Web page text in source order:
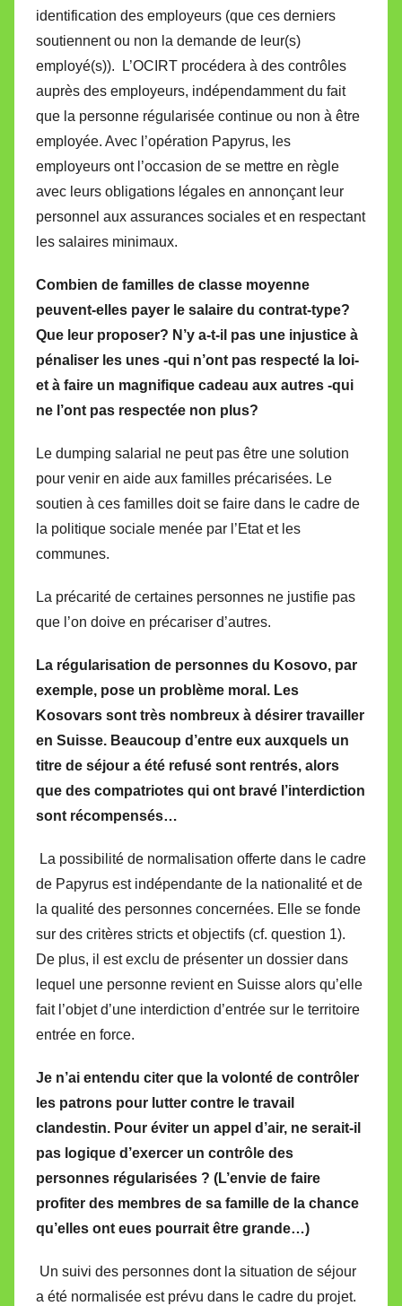
identification des employeurs (que ces derniers
soutiennent ou non la demande de leur(s)
employé(s)). L’OCIRT procédera à des contrôles
auprès des employeurs, indépendamment du fait
que la personne régularisée continue ou non à être
employée. Avec l’opération Papyrus, les
employeurs ont l’occasion de se mettre en règle
avec leurs obligations légales en annonçant leur
personnel aux assurances sociales et en respectant
les salaires minimaux.
Combien de familles de classe moyenne
peuvent-elles payer le salaire du contrat-type?
Que leur proposer? N’y a-t-il pas une injustice à
pénaliser les unes -qui n’ont pas respecté la loi-
et à faire un magnifique cadeau aux autres -qui
ne l’ont pas respectée non plus?
Le dumping salarial ne peut pas être une solution
pour venir en aide aux familles précarisées. Le
soutien à ces familles doit se faire dans le cadre de
la politique sociale menée par l’Etat et les
communes.
La précarité de certaines personnes ne justifie pas
que l’on doive en précariser d’autres.
La régularisation de personnes du Kosovo, par
exemple, pose un problème moral. Les
Kosovars sont très nombreux à désirer travailler
en Suisse. Beaucoup d’entre eux auxquels un
titre de séjour a été refusé sont rentrés, alors
que des compatriotes qui ont bravé l’interdiction
sont récompensés…
La possibilité de normalisation offerte dans le cadre
de Papyrus est indépendante de la nationalité et de
la qualité des personnes concernées. Elle se fonde
sur des critères stricts et objectifs (cf. question 1).
De plus, il est exclu de présenter un dossier dans
lequel une personne revient en Suisse alors qu’elle
fait l’objet d’une interdiction d’entrée sur le territoire
entrée en force.
Je n’ai entendu citer que la volonté de contrôler
les patrons pour lutter contre le travail
clandestin. Pour éviter un appel d’air, ne serait-il
pas logique d’exercer un contrôle des
personnes régularisées ? (L’envie de faire
profiter des membres de sa famille de la chance
qu’elles ont eues pourrait être grande…)
Un suivi des personnes dont la situation de séjour
a été normalisée est prévu dans le cadre du projet.